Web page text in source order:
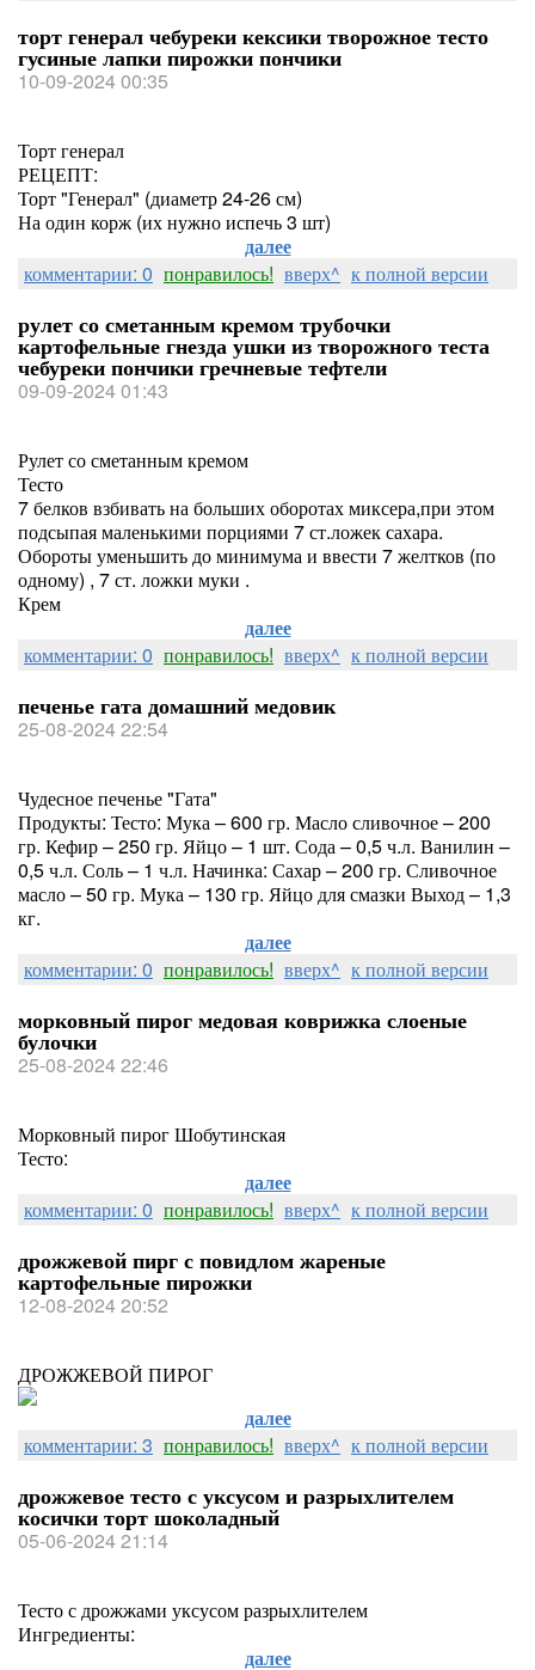
торт генерал чебуреки кексики творожное тесто
гусиные лапки пирожки пончики
10-09-2024 00:35
Торт генерал
РЕЦЕПТ:
Торт "Генерал" (диаметр 24-26 см)
На один корж (их нужно испечь 3 шт)
далее
комментарии: 0 понравилось! вверх^ к полной версии
рулет со сметанным кремом трубочки
картофельные гнезда ушки из творожного теста
чебуреки пончики гречневые тефтели
09-09-2024 01:43
Рулет со сметанным кремом
Тесто
7 белков взбивать на больших оборотах миксера,при этом
подсыпая маленькими порциями 7 ст.ложек сахара.
Обороты уменьшить до минимума и ввести 7 желтков (по
одному) , 7 ст. ложки муки .
Крем
далее
комментарии: 0 понравилось! вверх^ к полной версии
печенье гата домашний медовик
25-08-2024 22:54
Чудесное печенье "Гата"
Продукты: Тесто: Мука – 600 гр. Масло сливочное – 200
гр. Кефир – 250 гр. Яйцо – 1 шт. Сода – 0,5 ч.л. Ванилин –
0,5 ч.л. Соль – 1 ч.л. Начинка: Сахар – 200 гр. Сливочное
масло – 50 гр. Мука – 130 гр. Яйцо для смазки Выход – 1,3
кг.
далее
комментарии: 0 понравилось! вверх^ к полной версии
морковный пирог медовая коврижка слоеные
булочки
25-08-2024 22:46
Морковный пирог Шобутинская
Тесто:
далее
комментарии: 0 понравилось! вверх^ к полной версии
дрожжевой пирг с повидлом жареные
картофельные пирожки
12-08-2024 20:52
ДРОЖЖЕВОЙ ПИРОГ
далее
комментарии: 3 понравилось! вверх^ к полной версии
дрожжевое тесто с уксусом и разрыхлителем
косички торт шоколадный
05-06-2024 21:14
Тесто с дрожжами уксусом разрыхлителем
Ингредиенты:
далее